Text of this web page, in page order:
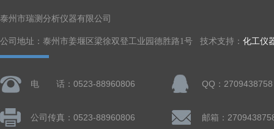
泰州市瑞测分析仪器有限公司
公司地址：泰州市姜堰区梁徐双登工业园德胜路1号 技术支持： 化工仪
电 话：0523-88960806 QQ：2709438758
公司传真：0523-88960806 邮箱：